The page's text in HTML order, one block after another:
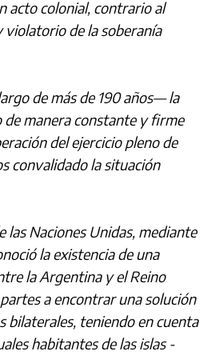
acto colonial, contrario al
de la soberanía
de más de 190 años— la
manera constante y firme
del ejercicio pleno de
convalidado la situación
las Naciones Unidas, mediante
la existencia de una
la Argentina y el Reino
a encontrar una solución
bilaterales, teniendo en cuenta
habitantes de las islas -